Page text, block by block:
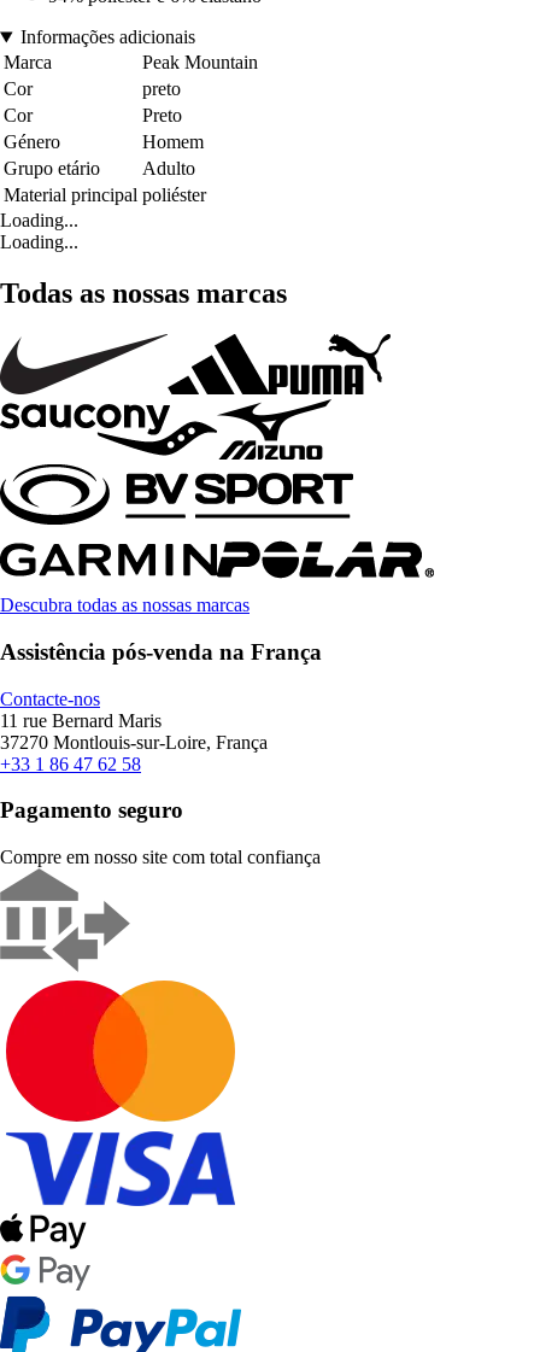
Informações adicionais
Marca
Peak Mountain
Cor
preto
Cor
Preto
Género
Homem
Grupo etário
Adulto
Material principal poliéster
Loading...
Loading...
Todas as nossas marcas
Descubra todas as nossas marcas
Assistência pós-venda na França
Contacte-nos
11 rue Bernard Maris
37270 Montlouis-sur-Loire, França
+33 1 86 47 62 58
Pagamento seguro
Compre em nosso site com total confiança